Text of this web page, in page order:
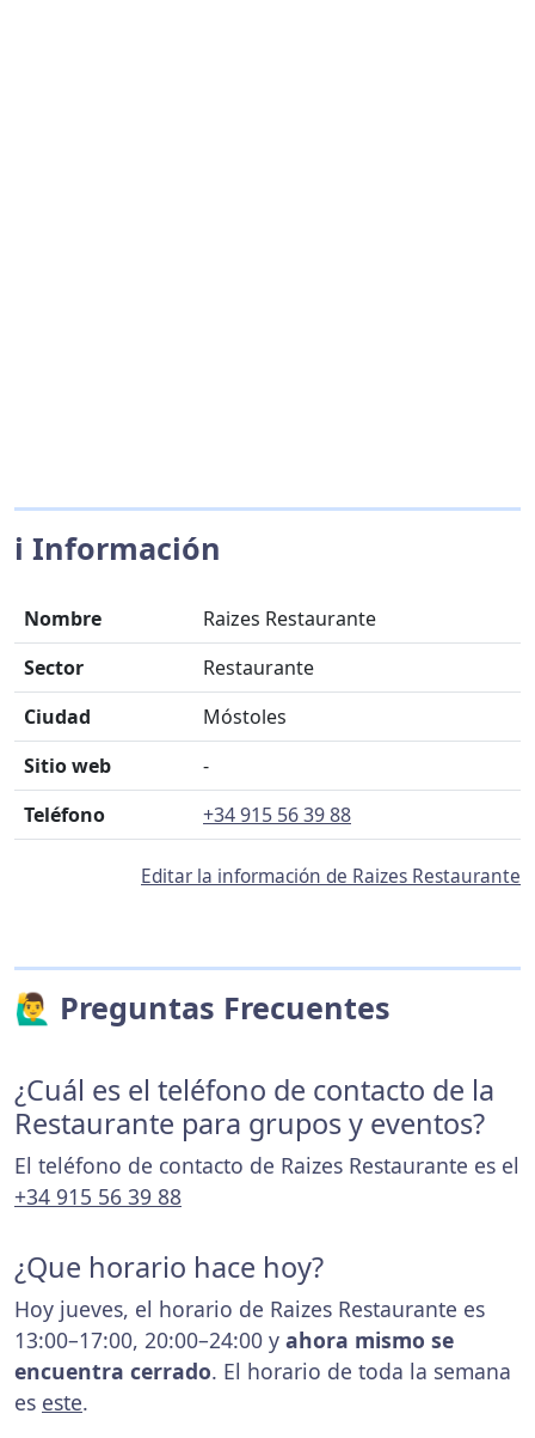
ℹ️ Información
Nombre
Raizes Restaurante
Sector
Restaurante
Ciudad
Móstoles
Sitio web
-
Teléfono
+34 915 56 39 88
Editar la información de Raizes Restaurante
🙋‍♂️ Preguntas Frecuentes
¿Cuál es el teléfono de contacto de la
Restaurante para grupos y eventos?
El teléfono de contacto de Raizes Restaurante es el
+34 915 56 39 88
¿Que horario hace hoy?
Hoy jueves, el horario de Raizes Restaurante es
13:00–17:00, 20:00–24:00 y ahora mismo se
encuentra cerrado. El horario de toda la semana
es este.